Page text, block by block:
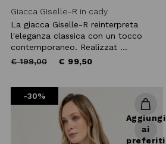
Giacca Giselle-R in cady
La giacca Giselle-R reinterpreta
l'eleganza classica con un tocco
contemporaneo. Realizzat ...
Price
€ 199,00to € 99,50
-30%
Aggiungi
ai
preferiti